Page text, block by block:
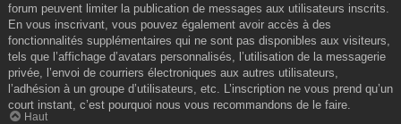
forum peuvent limiter la publication de messages aux utilisateurs inscrits.
En vous inscrivant, vous pouvez également avoir accès à des
fonctionnalités supplémentaires qui ne sont pas disponibles aux visiteurs,
tels que l’affichage d’avatars personnalisés, l’utilisation de la messagerie
privée, l’envoi de courriers électroniques aux autres utilisateurs,
l’adhésion à un groupe d’utilisateurs, etc. L’inscription ne vous prend qu’un
court instant, c’est pourquoi nous vous recommandons de le faire.
Haut